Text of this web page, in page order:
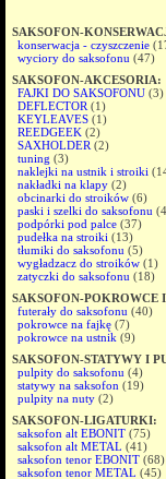
SAKSOFON-
konserwacja - czyszczenie
wyciory do saksofonu (47)
SAKSOFON-AKCESORIA:
FAJKI DO SAKSOFONU (3)
DEFLECTOR (1)
KEYLEAVES (1)
REEDGEEK (2)
SAXHOLDER (2)
tuning (3)
naklejki na ustnik i stroiki
nakładki na klapy (2)
obcinarki do stroików (6)
paski i szelki do saksofonu
podpórki pod palce (37)
pudełka na stroiki (13)
tłumiki do saksofonu (5)
wygładzacz do stroików (1)
zatyczki do saksofonu (18)
SAKSOFON-POKROWCE
futerały do saksofonu (40)
pokrowce na fajkę (7)
pokrowce na ustnik (9)
SAKSOFON-STATYWY I
pulpity do saksofonu (4)
statywy na saksofon (19)
pulpity na nuty (2)
SAKSOFON-LIGATURKI:
saksofon alt EBONIT (75)
saksofon alt METAL (41)
saksofon tenor EBONIT (68)
saksofon tenor METAL (45)